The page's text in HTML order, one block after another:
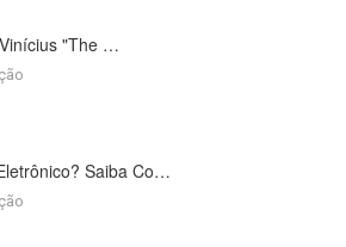
"The …
Saiba Co…